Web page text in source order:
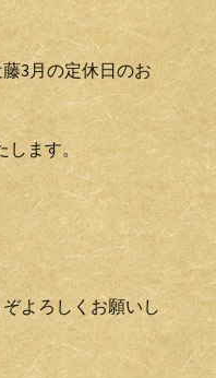
3月の定休日のお
ます。
よろしくお願いし